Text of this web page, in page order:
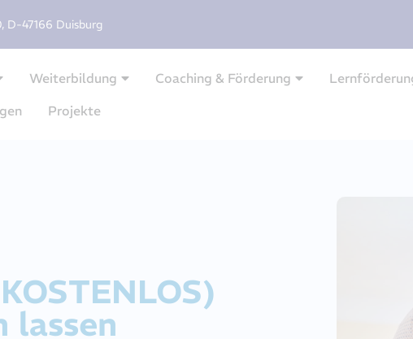
D-47166 Duisburg
Weiterbildung Coaching & Förderung
Projekte
lassen